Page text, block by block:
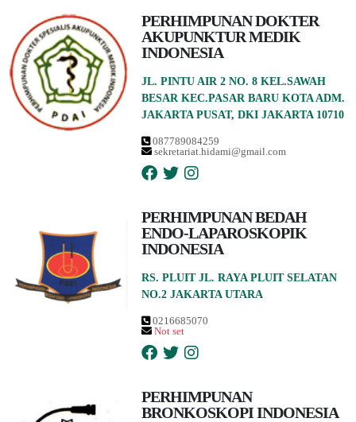
PERHIMPUNAN DOKTER
AKUPUNKTUR MEDIK
INDONESIA
JL. PINTU AIR 2 NO. 8 KEL.SAWAH
BESAR KEC.PASAR BARU KOTA ADM.
JAKARTA PUSAT, DKI JAKARTA 10710
087789084259
sekretariat.hidami@gmail.com
PERHIMPUNAN BEDAH
ENDO-LAPAROSKOPIK
INDONESIA
RS. PLUIT JL. RAYA PLUIT SELATAN
NO.2 JAKARTA UTARA
0216685070
Not set
PERHIMPUNAN
BRONKOSKOPI INDONESIA